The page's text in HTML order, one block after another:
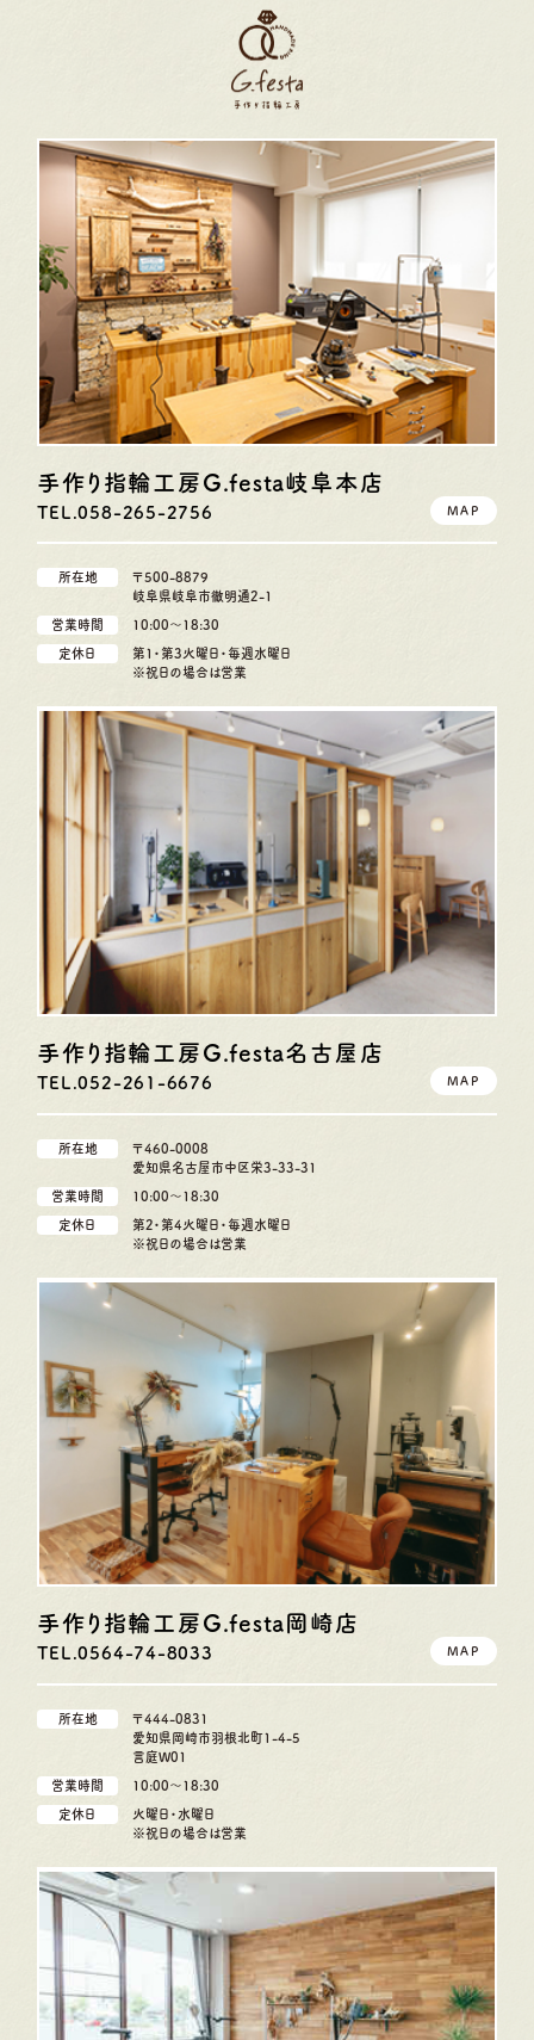
手作り指輪工房G.festa岐阜本店
TEL.058-265-2756 MAP
所在地
〒500-8879
岐阜県岐阜市徹明通2-1
営業時間 10:00〜18:30
定休日
第1・第3火曜日・毎週水曜日
※祝日の場合は営業
手作り指輪工房G.festa名古屋店
TEL.052-261-6676 MAP
所在地
〒460-0008
愛知県名古屋市中区栄3-33-31
営業時間 10:00〜18:30
定休日
第2・第4火曜日・毎週水曜日
※祝日の場合は営業
手作り指輪工房G.festa岡崎店
TEL.0564-74-8033 MAP
所在地
〒444-0831
愛知県岡崎市羽根北町1-4-5
言庭W01
営業時間 10:00〜18:30
定休日
火曜日・水曜日
※祝日の場合は営業